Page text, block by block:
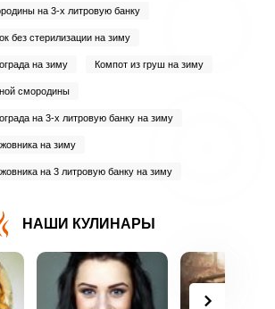
на 3-х литровую банку
без стерилизации на зиму
на зиму Компот из груш на зиму
смородины
на 3-х литровую банку на зиму
на зиму
на 3 литровую банку на зиму
НАШИ КУЛИНАРЫ